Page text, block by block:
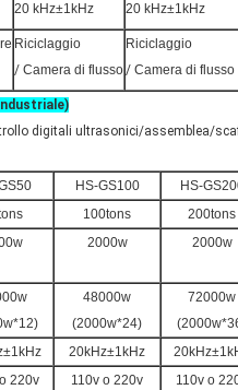
20 kHz±1kHz 20 kHz±1kHz
Riciclaggio
/ Camera di flusso
Riciclaggio
/ Camera di flusso
digitali ultrasonici/assemblea/
HS-GS100 HS-
100tons 200tons
2000w 2000w
48000w
(2000w*24)
72000w
20kHz±1kHz
220v 110v o 220v 110v o